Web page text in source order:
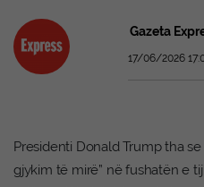
Gazeta
17/06/2026
Presidenti Donald Trump tha
gjykim të mirë” në fushatën e